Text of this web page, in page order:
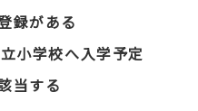
録がある
小学校へ入学予定
当する